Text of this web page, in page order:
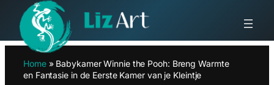
naarHome» Babykamer Winnie the Pooh: Breng Warmte
en Fantasie in de Eerste Kamer van je Kleintje